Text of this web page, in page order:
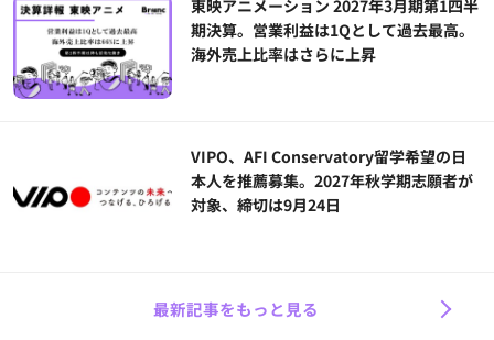
東映アニメーション 2027年3月期第1四半
期決算。営業利益は1Qとして過去最高。
海外売上比率はさらに上昇
VIPO、AFI Conservatory留学希望の日
本人を推薦募集。2027年秋学期志願者が
対象、締切は9月24日
最新記事をもっと見る